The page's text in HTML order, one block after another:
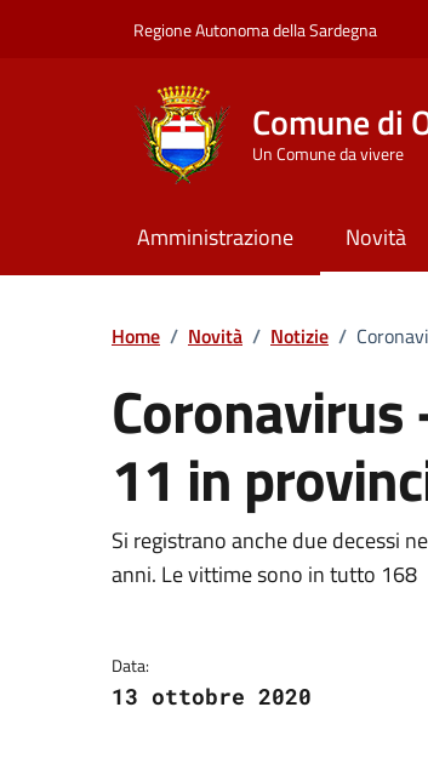
Regione Autonoma della Sardegna
Comune di
Un Comune da vivere
Amministrazione Novità
Home / Novità / Notizie /
11 in
Dettagli della
Si registrano anche due decessi
anni. Le vittime sono in tutto 168
Data:
13 ottobre 2020